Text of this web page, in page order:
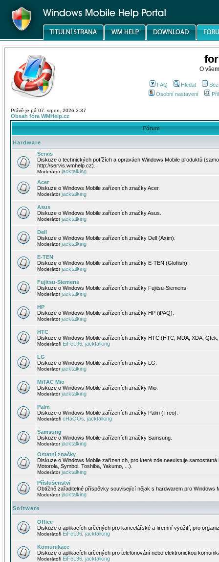
O
FAQ Hledat
Osobní nastavení
Právě je pá 07. srpen, 2026 3:37
Obsah fóra WMHelp.cz
Fórum
Hardware
Servis
Diskuze o technických potížích a opravách Windows Mobile produktů
http://servis.wmhelp.cz).
Moderátorjacktalking
Acer
Diskuze o Windows Mobile zařízeních značky Acer.
Moderátorjacktalking
Asus
Diskuze o Windows Mobile zařízeních značky Asus.
Moderátorjacktalking
Dell
Diskuze o Windows Mobile zařízeních značky Dell (Axim).
Moderátorjacktalking
E-TEN
Diskuze o Windows Mobile zařízeních značky E-TEN (Glofiish).
Moderátorjacktalking
Fujitsu-Siemens
Diskuze o Windows Mobile zařízeních značky Fujitsu-Siemens.
Moderátorjacktalking
HP
Diskuze o Windows Mobile zařízeních značky HP (iPAQ).
Moderátorjacktalking
HTC
Diskuze o Windows Mobile zařízeních značky HTC (HTC, MDA, XDA,
Moderátoři EiFeL96 jacktalking
LG
Diskuze o Windows Mobile zařízeních značky LG.
Moderátorjacktalking
MiTAC Mio
Diskuze o Windows Mobile zařízeních značky Mio.
Moderátorjacktalking
Palm
Diskuze o Windows Mobile zařízeních značky Palm (Treo).
Moderátoři cHaOOs jacktalking
Samsung
Diskuze o Windows Mobile zařízeních značky Samsung.
Moderátorjacktalking
Ostatní značky
Diskuze o Windows Mobile zařízeních, pro které zde neexistuje
Motorola, Symbol, Toshiba, Yakumo, ...).
Moderátorjacktalking
Příslušenství
Obtížně zařaditelné příspěvky související nějak s hardwarem pro Windows
Moderátorjacktalking
Software
Office
Diskuze o aplikacích určených pro kancelářské a firemní využití, pro
Moderátoři EiFeL96 jacktalking
Komunikace
Diskuze o aplikacích určených pro telefonování nebo elektronickou
Moderátoři EiFeL96 jacktalking